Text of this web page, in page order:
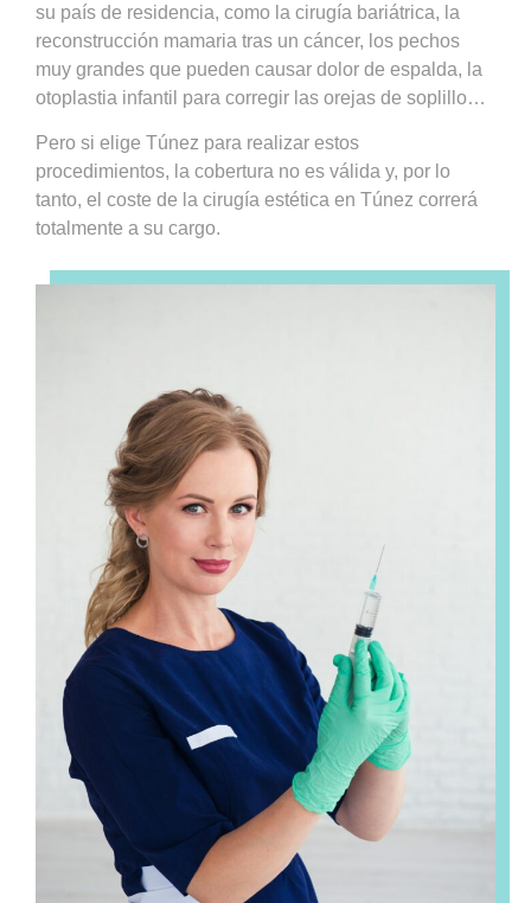
su país de residencia, como la cirugía bariátrica, la
reconstrucción mamaria tras un cáncer, los pechos
muy grandes que pueden causar dolor de espalda, la
otoplastia infantil para corregir las orejas de soplillo…
Pero si elige Túnez para realizar estos
procedimientos, la cobertura no es válida y, por lo
tanto, el coste de la cirugía estética en Túnez correrá
totalmente a su cargo.